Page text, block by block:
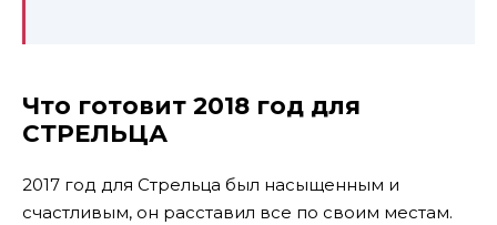
Что готовит 2018 год для
СТРЕЛЬЦА
2017 год для Стрельца был насыщенным и
счастливым, он расставил все по своим местам.